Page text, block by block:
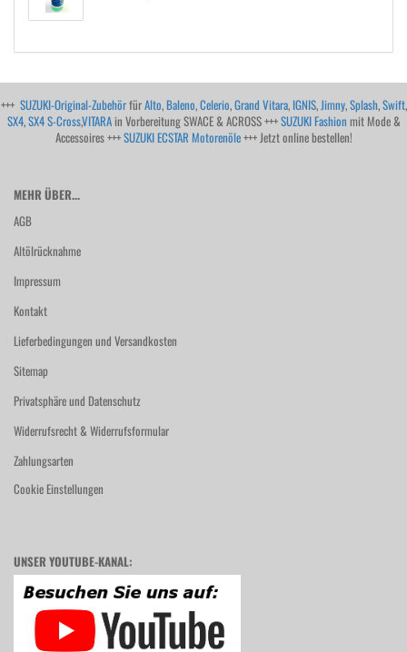
+++ SUZUKI-Original-ZubehörfürAlto,Baleno,Celerio,Grand Vitara, IGNIS,Jimny,Splash,Swift,
SX4,SX4 S-Cross,VITARAin Vorbereitung SWACE & ACROSS +++SUZUKI Fashion mit Mode &
Accessoires +++SUZUKI ECSTAR Motorenöle+++ Jetzt online bestellen!
MEHR ÜBER...
AGB
Altölrücknahme
Impressum
Kontakt
Lieferbedingungen und Versandkosten
Sitemap
Privatsphäre und Datenschutz
Widerrufsrecht & Widerrufsformular
Zahlungsarten
Cookie Einstellungen
UNSER YOUTUBE-KANAL: